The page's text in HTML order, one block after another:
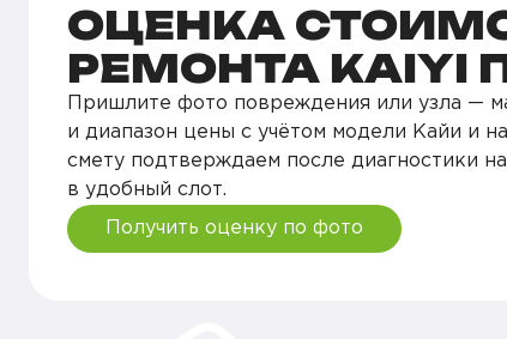
ОЦЕНКА
РЕМОНТА KAIYI
Пришлите фото повреждения или узла —
и диапазон цены с учётом модели Кайи и
смету подтверждаем после диагностики
в удобный слот.
Получить оценку по фото